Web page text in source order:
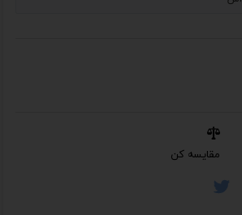
مقایسه کن